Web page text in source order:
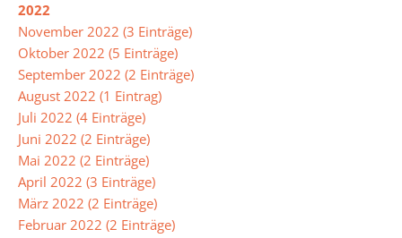
Schule
ohne
Rassismus
Digitalisierung
Jugendmedienschutz
2022
November 2022 (3 Einträge)
Oktober 2022 (5 Einträge)
September 2022 (2 Einträge)
August 2022 (1 Eintrag)
Juli 2022 (4 Einträge)
Juni 2022 (2 Einträge)
Mai 2022 (2 Einträge)
April 2022 (3 Einträge)
März 2022 (2 Einträge)
Februar 2022 (2 Einträge)